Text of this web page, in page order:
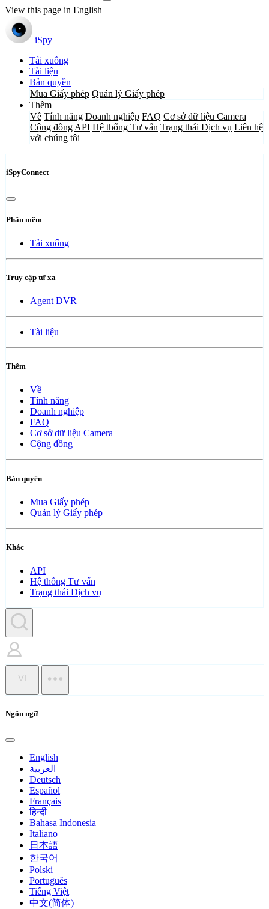
View this page in English
iSpy
Tải xuống
Tài liệu
Bản quyền
Mua Giấy phép Quản lý Giấy phép
Thêm
Về Tính năng Doanh nghiệp FAQ Cơ sở dữ liệu Camera
Cộng đồng API Hệ thống Tư vấn Trạng thái Dịch vụ Liên hệ
với chúng tôi
iSpyConnect
Phần mềm
Tải xuống
Truy cập từ xa
Agent DVR
Tài liệu
Thêm
Về
Tính năng
Doanh nghiệp
FAQ
Cơ sở dữ liệu Camera
Cộng đồng
Bản quyền
Mua Giấy phép
Quản lý Giấy phép
Khác
API
Hệ thống Tư vấn
Trạng thái Dịch vụ
VI
Ngôn ngữ
English
العربية
Deutsch
Español
Français
हिन्दी
Bahasa Indonesia
Italiano
日本語
한국어
Polski
Português
Tiếng Việt
中文(简体)